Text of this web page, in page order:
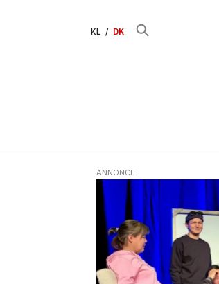
KL DK
charlotte
ludvigsen
ANNONCE